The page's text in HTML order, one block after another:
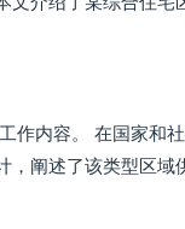
作内容。 在国家和
阐述了该类型区域